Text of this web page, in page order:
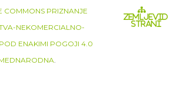
COMMONS PRIZNANJE
NEKOMERCIALNO-
ENAKIMI POGOJI 4.0
.
ZEMLJEVID
STRANI